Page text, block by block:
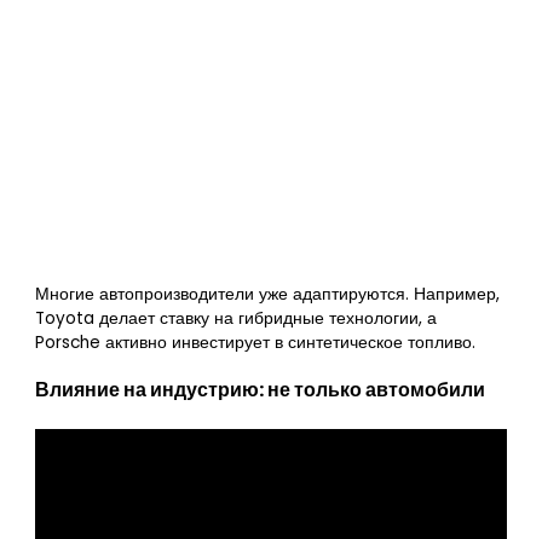
Многие автопроизводители уже адаптируются. Например,
Toyota делает ставку на гибридные технологии, а
Porsche активно инвестирует в синтетическое топливо.
Влияние на индустрию: не только автомобили